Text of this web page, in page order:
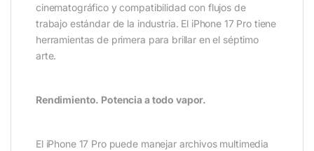
cinematográfico y compatibilidad con flujos de
trabajo estándar de la industria. El iPhone 17 Pro tiene
herramientas de primera para brillar en el séptimo
arte.
Rendimiento. Potencia a todo vapor.
El iPhone 17 Pro puede manejar archivos multimedia